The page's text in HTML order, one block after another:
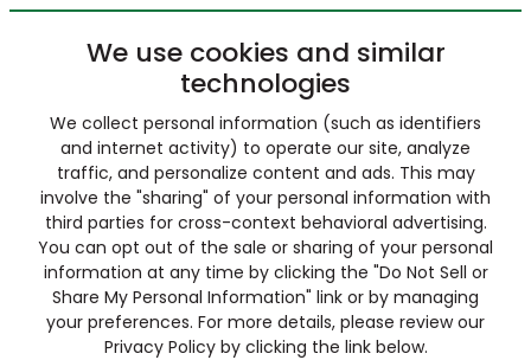
We use cookies and similar
technologies
We collect personal information (such as identifiers
and internet activity) to operate our site, analyze
traffic, and personalize content and ads. This may
involve the "sharing" of your personal information with
third parties for cross-context behavioral advertising.
You can opt out of the sale or sharing of your personal
information at any time by clicking the "Do Not Sell or
Share My Personal Information" link or by managing
your preferences. For more details, please review our
Privacy Policy by clicking the link below.